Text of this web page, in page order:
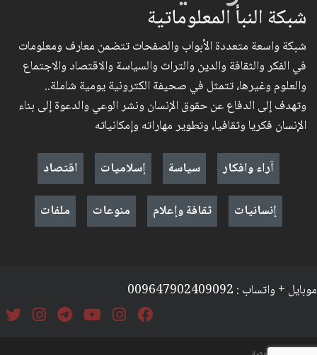
شبكة النبأ المعلوماتية
شبكة واسعة متعددة الأبواب والصفحات تتضمن معارف ومعلومات
في الفكر والثقافة والدين والتراث والسياسة والاقتصاد والاجتماع
والعلوم وغيرها، تتمثل في صحيفة الكترونية يومية شاملة..
وتهدف إلى الدفاع عن حقوق الإنسان ونشر الوعي والدعوة إلى بناء
الإنسان فكريا وثقافيا، وتطوير مهاراته وإمكانياته
آراء وافكار
سياسة إسلاميات
اقتصاد
إنسانيات
ثقافة وإعلام منوعات ملفات
موبايل + واتساب : 009647902409092